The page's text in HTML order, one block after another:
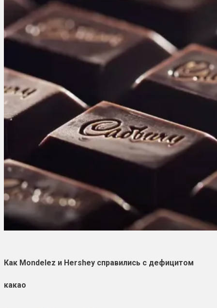
Как Mondelez и Hershey справились с дефицитом
какао